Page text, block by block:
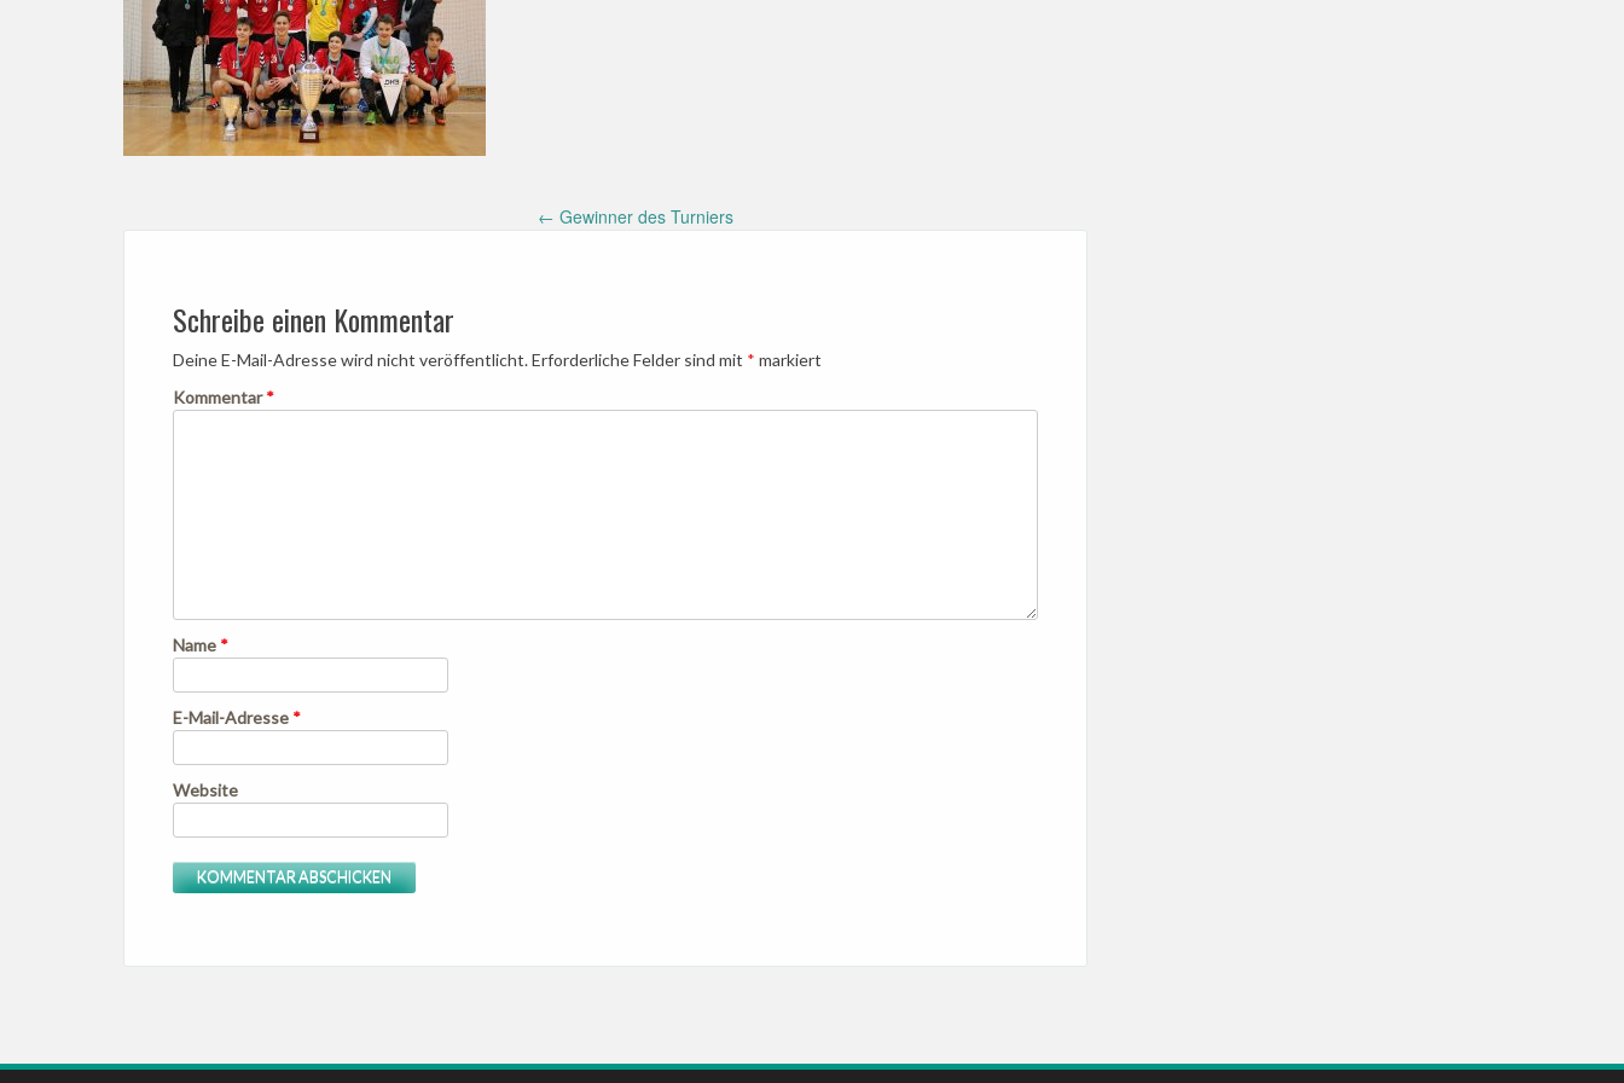
Post ← Gewinner des Turniers
Schreibe einen Kommentar
Deine E-Mail-Adresse wird nicht veröffentlicht.Erforderliche Felder sind mit * markiert
Kommentar*
Name *
E-Mail-Adresse *
Website